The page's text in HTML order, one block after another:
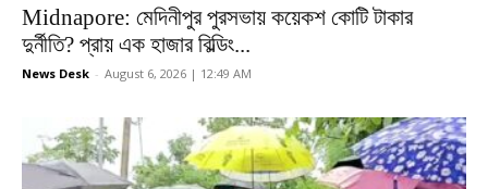
Midnapore: মেদিনীপুর পুরসভায় কয়েকশ কোটি টাকার
দুর্নীতি? প্রায় এক হাজার বিল্ডিং...
News Desk - August 6, 2026 | 12:49 AM